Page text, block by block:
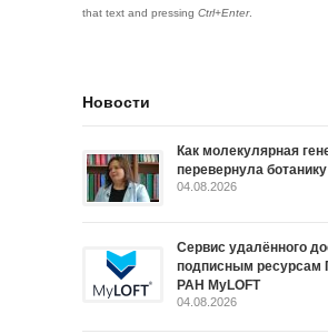
that text and pressing Ctrl+Enter.
Новости
Как молекулярная
перевернула ботанику
04.08.2026
Сервис удалённого
подписным
РАН MyLOFT
04.08.2026